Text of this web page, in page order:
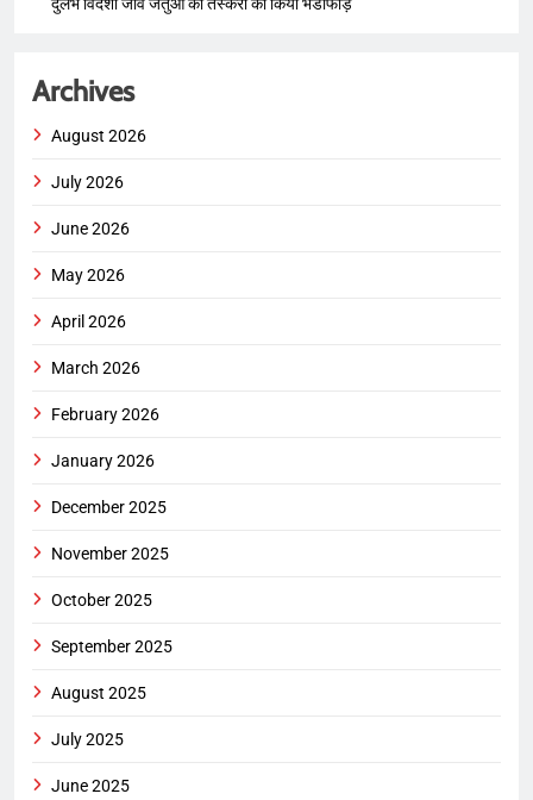
Archives
August 2026
July 2026
June 2026
May 2026
April 2026
March 2026
February 2026
January 2026
December 2025
November 2025
October 2025
September 2025
August 2025
July 2025
June 2025